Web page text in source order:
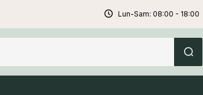
Lun-Sam: 08:00 - 18:00